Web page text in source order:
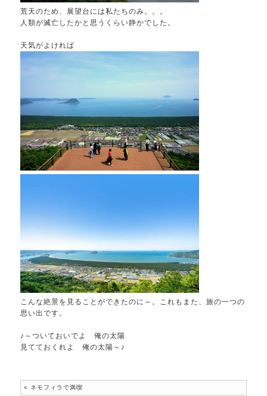
荒天のため、展望台には私たちのみ。。。
人類が滅亡したかと思うくらい静かでした。
天気がよければ
こんな絶景を見ることができたのに～。これもまた、旅の一つの
思い出です。
♪～ついておいでよ 俺の太陽
見てておくれよ 俺の太陽～♪
«ネモフィラで満喫